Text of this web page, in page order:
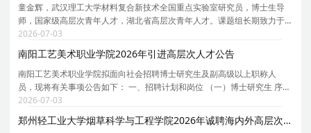
童金辉，武汉理工大学材料复合新技术全国重点实验室研究员，博士生导
师，国家级高层次青年人才，湖北省高层次青年人才。课题组长期致力于
钙钛矿光电材料与器件研究，坚持基础研究牵引、关键技术突破、产业场
景验证的闭环研发模式，在钙钛矿太阳能电池领域取
2026-07-03
南阳工艺美术职业学院2026年引进高层次人才公告
南阳工艺美术职业学院拟面向社会招聘博士研究生及副高级以上职称人
员，现将有关事项公告如下： 一、招聘计划和岗位 （一）博士研究生 序号
学科专业 专业代码 岗位名称 招聘数量 1 工商管理学 1202 教学科研岗 1 2
音乐 1352 教学科研岗 1 3 设计 1357 教学
2026-07-03
郑州轻工业大学烟草科学与工程学院2026年诚聘海内外高层次人才